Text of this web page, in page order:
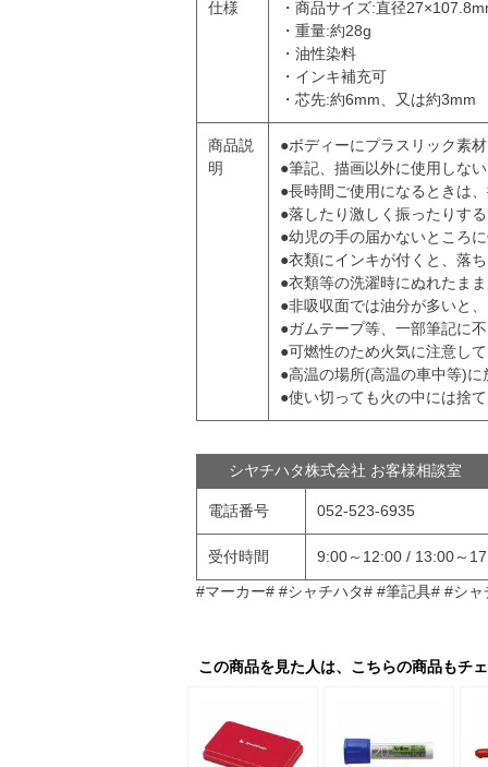
仕様
・商品サイズ:直径
・重量:約28g
・油性染料
・インキ補充可
・芯先:約6mm、又は約3mm
商品説
明
●ボディーにプラスリック素
●筆記、描画以外に使用しな
●長時間ご使用になるときは
●落したり激しく振ったりす
●幼児の手の届かないところ
●衣類にインキが付くと、落
●衣類等の洗濯時にぬれたま
●非吸収面では油分が多いと
●ガムテープ等、一部筆記に
●可燃性のため火気に注意し
●高温の場所(高温の車中等)
●使い切っても火の中には捨
シヤチハタ株式会社 お客様相談室
電話番号 052-523-6935
受付時間
9:00～12:00 / 13:00～
#マーカー# #シャチハタ# #筆記具# #シ
この商品を見た人は、こちらの商品もチ